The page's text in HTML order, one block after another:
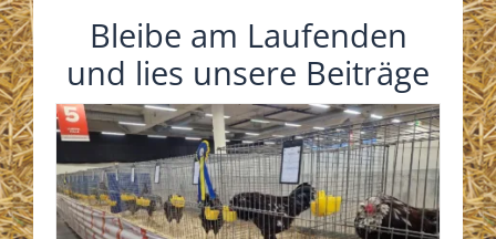
Bleibe am Laufenden
und lies unsere Beiträge